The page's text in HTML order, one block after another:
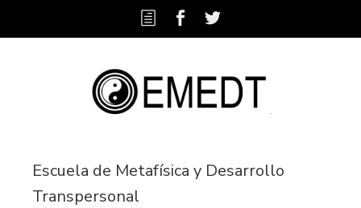
Escuela de Metafísica y Desarrollo
Transpersonal